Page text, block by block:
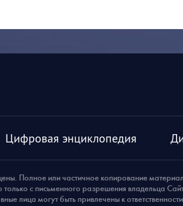
Цифровая энциклопедия
Полное или частичное копирование
только с письменного разрешения владельца
лица могут быть привлечены к